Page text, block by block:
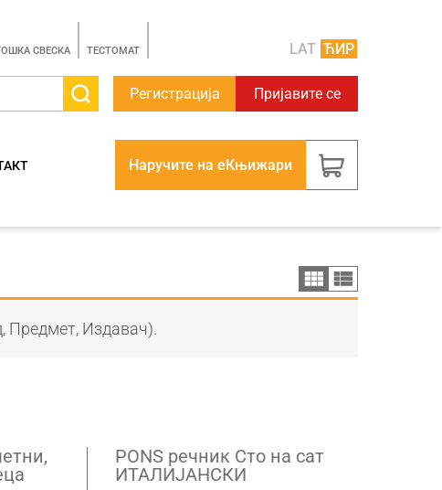
СВЕСКА TЕСТОМАТ LAT ЋИР
Регистрација Пријавите се
Наручите на еКњижари
Предмет, Издавач).
PONS речник Сто на сат
ИТАЛИЈАНСКИ